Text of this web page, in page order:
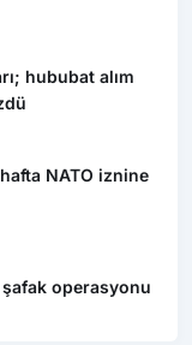
hububat alım
NATO iznine
şafak operasyonu